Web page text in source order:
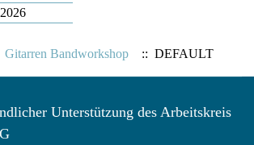
Gitarren Bandworkshop :: DEFAULT
Unterstützung des Arbeitskreis